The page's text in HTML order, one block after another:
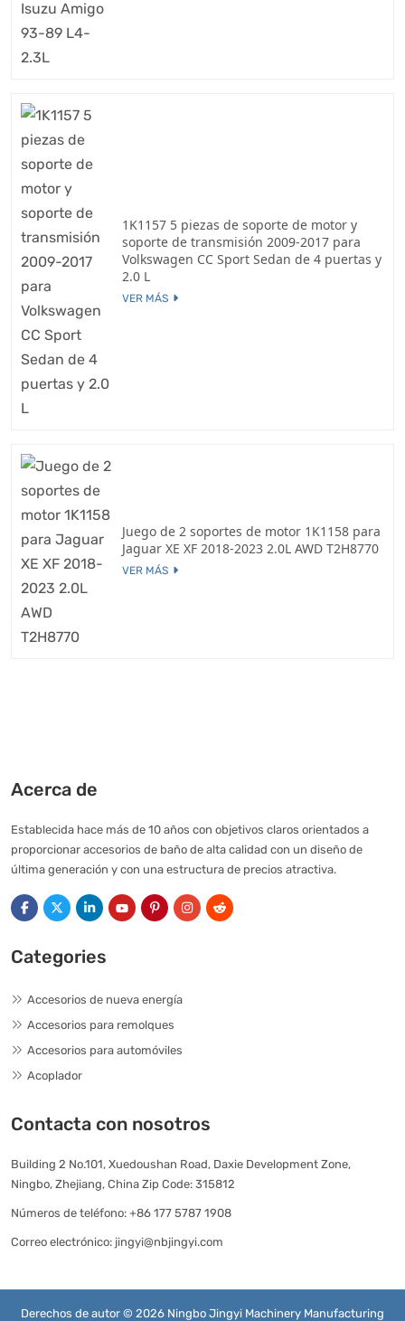
1K1157 5 piezas de soporte de motor y
soporte de transmisión 2009-2017 para
Volkswagen CC Sport Sedan de 4 puertas y
2.0 L
VER MÁS
Juego de 2 soportes de motor 1K1158 para
Jaguar XE XF 2018-2023 2.0L AWD T2H8770
VER MÁS
Acerca de
Establecida hace más de 10 años con objetivos claros orientados a
proporcionar accesorios de baño de alta calidad con un diseño de
última generación y con una estructura de precios atractiva.
Categories
Accesorios de nueva energía
Accesorios para remolques
Accesorios para automóviles
Acoplador
Contacta con nosotros
Building 2 No.101, Xuedoushan Road, Daxie Development Zone,
Ningbo, Zhejiang, China Zip Code: 315812
Números de teléfono: +86 177 5787 1908
Correo electrónico: jingyi@nbjingyi.com
Derechos de autor © 2026 Ningbo Jingyi Machinery Manufacturing